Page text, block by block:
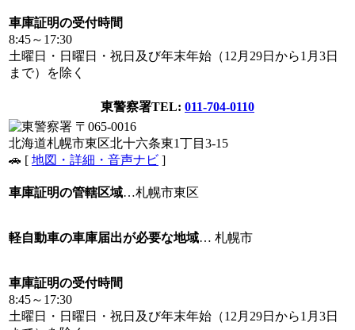
車庫証明の受付時間
8:45～17:30
土曜日・日曜日・祝日及び年末年始（12月29日から1月3日
まで）を除く
東警察署TEL: 011-704-0110
〒065-0016
北海道札幌市東区北十六条東1丁目3-15
🚗 [ 地図・詳細・音声ナビ ]
車庫証明の管轄区域…札幌市東区
軽自動車の車庫届出が必要な地域… 札幌市
車庫証明の受付時間
8:45～17:30
土曜日・日曜日・祝日及び年末年始（12月29日から1月3日